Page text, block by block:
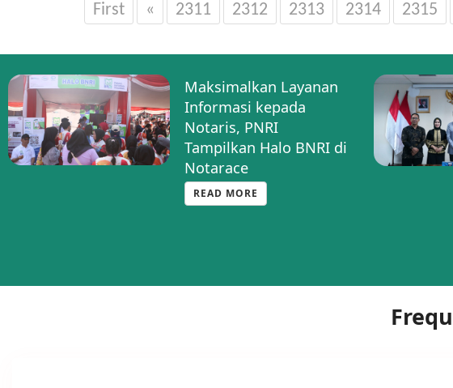
First « 2311 2312 2313 2314 2315
Maksimalkan Layanan
Informasi kepada
Notaris, PNRI
Tampilkan Halo BNRI di
Notarace
READ MORE